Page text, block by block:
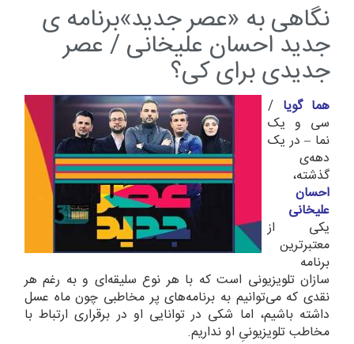
نگاهی به «عصر جدید»برنامه ی
جدید احسان علیخانی / عصر
جدیدی برای کی؟
هما گویا /
سی و یک
نما – در یک
دهه‌ی
گذشته،
احسان
علیخانی
یکی از
معتبرترین
برنامه
سازان تلویزیونی است که با هر نوع سلیقه‌ای و به رغم هر
نقدی که می‌توانیم به برنامه‌های پر مخاطبی چون ماه عسل
داشته باشیم، اما شکی در توانایی او در برقراری ارتباط با
مخاطب تلویزیونیِ او نداریم.